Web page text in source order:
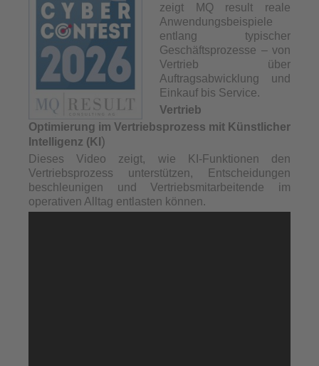
zeigt MQ result reale
Anwendungsbeispiele
entlang typischer
Geschäftsprozesse – von
Vertrieb über
Auftragsabwicklung und
Einkauf bis Service.
Vertrieb
Optimierung im Vertriebsprozess mit Künstlicher
Intelligenz (KI )
Dieses Video zeigt, wie KI-Funktionen den
Vertriebsprozess unterstützen, Entscheidungen
beschleunigen und Vertriebsmitarbeitende im
operativen Alltag entlasten können.